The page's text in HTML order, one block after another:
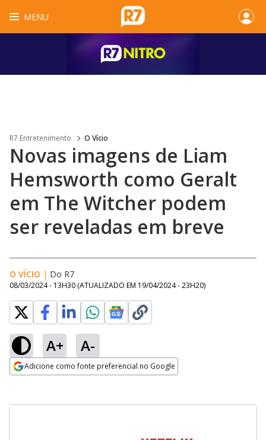
MENU
R7 Entretenimento O Vício
Novas imagens de Liam
Hemsworth como Geralt
em The Witcher podem
ser reveladas em breve
O VÍCIO | Do R7
08/03/2024 - 13H30 (ATUALIZADO EM 19/04/2024 - 23H20)
A+ A-
Adicione como fonte preferencial no Google